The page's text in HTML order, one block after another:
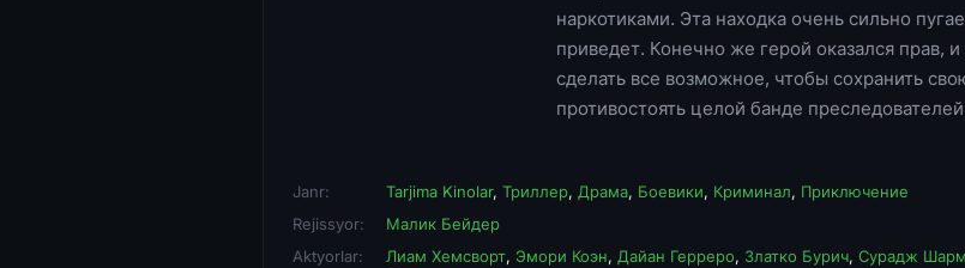
наркотиками. Эта находка очень сильно
приведет. Конечно же герой оказался прав,
сделать все возможное, чтобы сохранить
противостоять целой банде
Janr: Tarjima Kinolar, Триллер, Драма, Боевики, Криминал, Приключение
Rejissyor:
Малик Бейдер
Aktyorlar:
Лиам Хемсворт, Эмори Коэн, Дайан Герреро, Златко Бурич, Сурадж